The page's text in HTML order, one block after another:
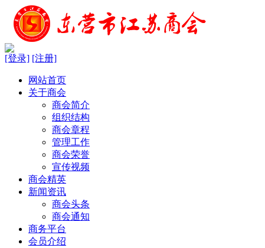
[登录] [注册]
网站首页
关于商会
商会简介
组织结构
商会章程
管理工作
商会荣誉
宣传视频
商会精英
新闻资讯
商会头条
商会通知
商务平台
会员介绍